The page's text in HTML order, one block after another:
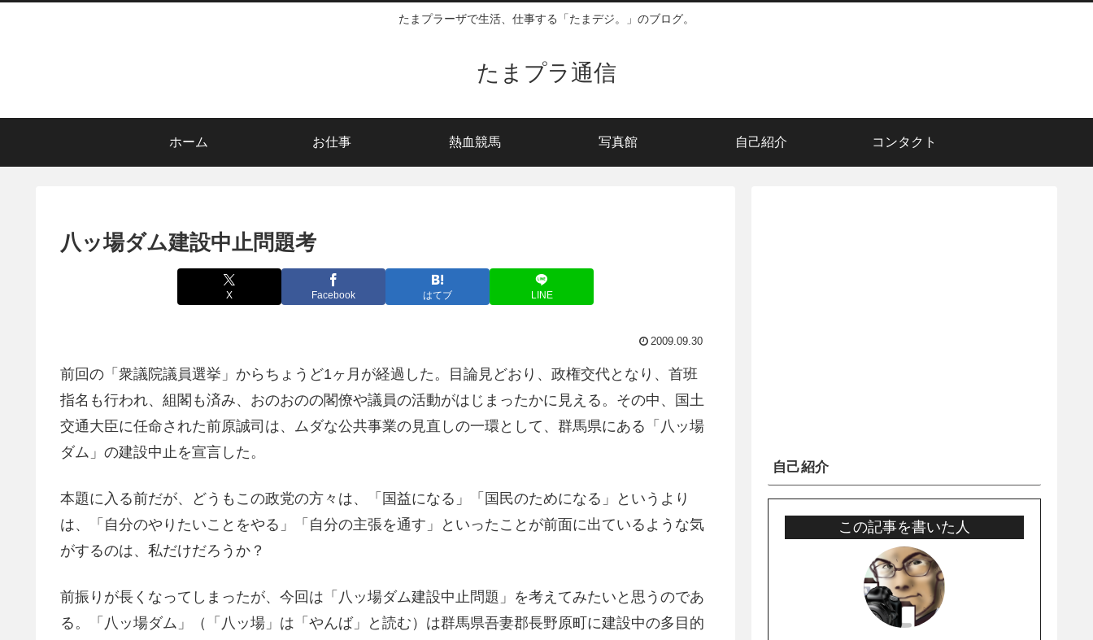
たまプラーザで生活、仕事する「たまデジ。」のブログ。
たまプラ通信
ホーム お仕事 熱血競馬 写真館 自己紹介 コンタクト
八ッ場ダム建設中止問題考
X Facebook はてブ LINE
2009.09.30
前回の「衆議院議員選挙」からちょうど1ヶ月が経過した。目論見どおり、政権交代となり、首班
指名も行われ、組閣も済み、おのおのの閣僚や議員の活動がはじまったかに見える。その中、国土
交通大臣に任命された前原誠司は、ムダな公共事業の見直しの一環として、群馬県にある「八ッ場
ダム」の建設中止を宣言した。
本題に入る前だが、どうもこの政党の方々は、「国益になる」「国民のためになる」というより
は、「自分のやりたいことをやる」「自分の主張を通す」といったことが前面に出ているような気
がするのは、私だけだろうか？
前振りが長くなってしまったが、今回は「八ッ場ダム建設中止問題」を考えてみたいと思うのであ
る。「八ッ場ダム」（「八ッ場」は「やんば」と読む）は群馬県吾妻郡長野原町に建設中の多目的
自己紹介
この記事を書いた人